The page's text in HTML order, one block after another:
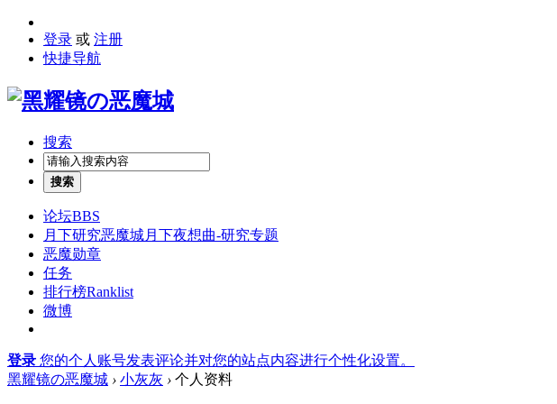
登录 或 注册
快捷导航
搜索
搜索
论坛BBS
月下研究恶魔城月下夜想曲-研究专题
恶魔勋章
任务
排行榜Ranklist
微博
登录 您的个人账号发表评论并对您的站点内容进行个性化设置。
黑耀镜の恶魔城 › 小灰灰 › 个人资料